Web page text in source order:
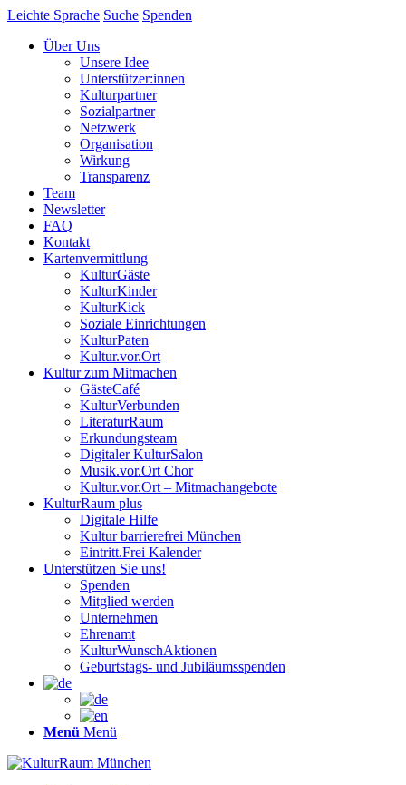
Leichte Sprache Suche Spenden
Über Uns
Unsere Idee
Unterstützer:innen
Kulturpartner
Sozialpartner
Netzwerk
Organisation
Wirkung
Transparenz
Team
Newsletter
FAQ
Kontakt
Kartenvermittlung
KulturGäste
KulturKinder
KulturKick
Soziale Einrichtungen
KulturPaten
Kultur.vor.Ort
Kultur zum Mitmachen
GästeCafé
KulturVerbunden
LiteraturRaum
Erkundungsteam
Digitaler KulturSalon
Musik.vor.Ort Chor
Kultur.vor.Ort – Mitmachangebote
KulturRaum plus
Digitale Hilfe
Kultur barrierefrei München
Eintritt.Frei Kalender
Unterstützen Sie uns!
Spenden
Mitglied werden
Unternehmen
Ehrenamt
KulturWunschAktionen
Geburtstags- und Jubiläumsspenden
Menü Menü